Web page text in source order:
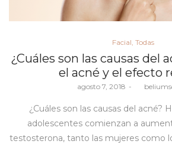
Posted
Facial Todas
¿Cuáles son las causas del
el acné y el efecto
Posted
agosto 7, 2018
¿Cuáles son las causas del acné?
adolescentes comienzan a
testosterona, tanto las mujeres como